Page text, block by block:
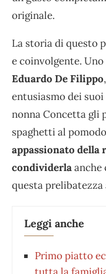
originale.
La storia di questo
e coinvolgente.
Eduardo De Filippo
entusiasmo dei
nonna Concetta gli
spaghetti al
appassionato della
condividerlaanche
questa prelibatezza
Leggi anche
Primo piatto
tutta la